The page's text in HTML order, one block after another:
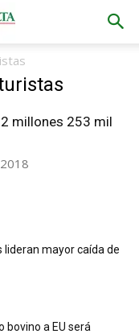
millones 253 mil
mayor caída de
bovino a EU será